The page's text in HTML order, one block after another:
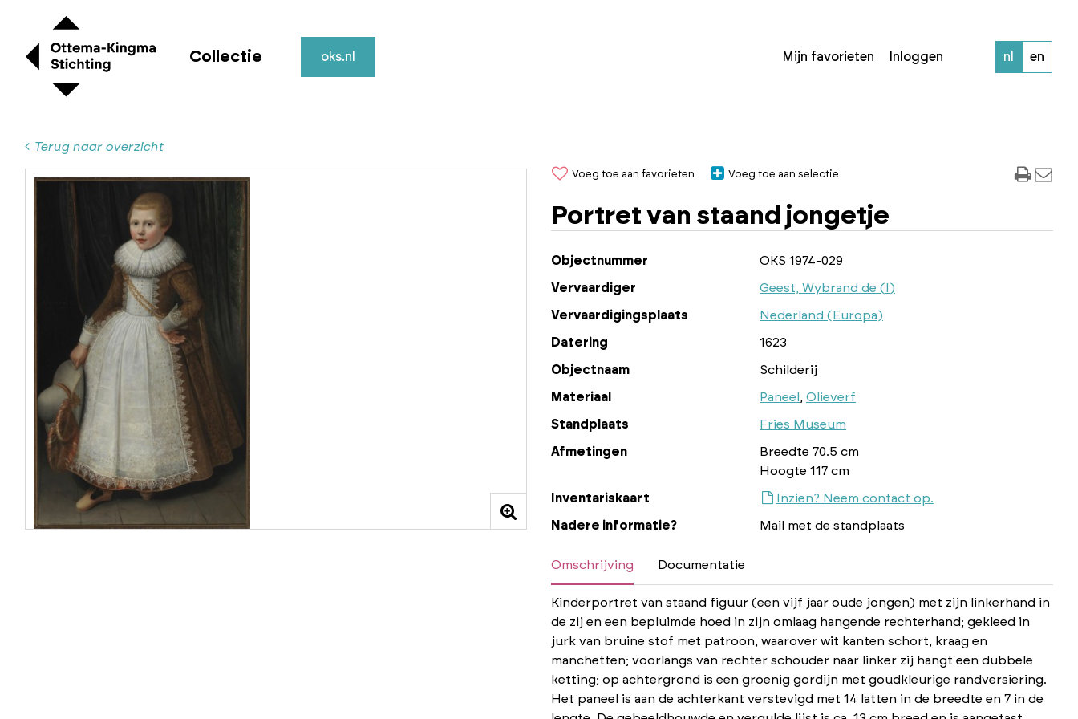
Collectie oks.nl nl en
Mijn favorieten Inloggen
Terug naar overzicht
Voeg toe aan favorieten Voeg toe aan selectie
Portret van staand jongetje
Objectnummer OKS 1974-029
Vervaardiger Geest, Wybrand de (I)
Vervaardigingsplaats Nederland (Europa)
Datering 1623
Objectnaam Schilderij
Materiaal Paneel , Olieverf
Standplaats Fries Museum
Afmetingen
Breedte 70.5 cm
Hoogte 117 cm
Inventariskaart Inzien? Neem contact op.
Nadere informatie? Mail met de standplaats
Omschrijving Documentatie
Kinderportret van staand figuur (een vijf jaar oude jongen) met zijn linkerhand in
de zij en een bepluimde hoed in zijn omlaag hangende rechterhand; gekleed in
jurk van bruine stof met patroon, waarover wit kanten schort, kraag en
manchetten; voorlangs van rechter schouder naar linker zij hangt een dubbele
ketting; op achtergrond is een groenig gordijn met goudkleurige randversiering.
Het paneel is aan de achterkant verstevigd met 14 latten in de breedte en 7 in de